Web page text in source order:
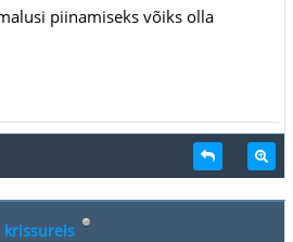
piinamiseks võiks olla
krissureis